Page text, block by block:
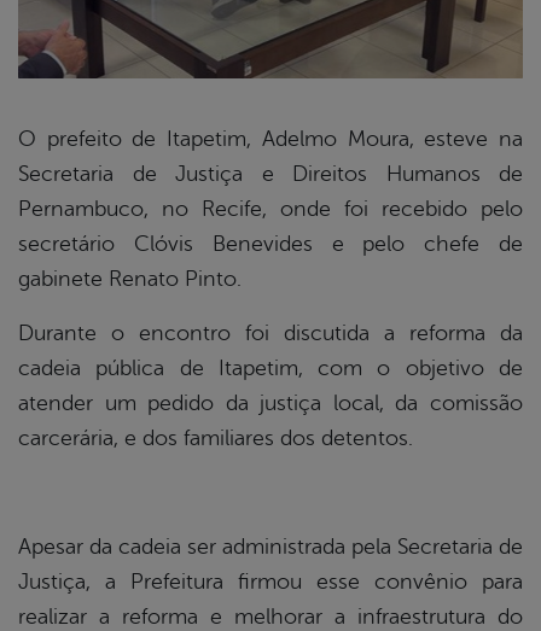
O prefeito de Itapetim, Adelmo Moura, esteve na
Secretaria de Justiça e Direitos Humanos de
Pernambuco, no Recife, onde foi recebido pelo
secretário Clóvis Benevides e pelo chefe de
gabinete Renato Pinto.
Durante o encontro foi discutida a reforma da
cadeia pública de Itapetim, com o objetivo de
atender um pedido da justiça local, da comissão
carcerária, e dos familiares dos detentos.
Apesar da cadeia ser administrada pela Secretaria de
Justiça, a Prefeitura firmou esse convênio para
realizar a reforma e melhorar a infraestrutura do